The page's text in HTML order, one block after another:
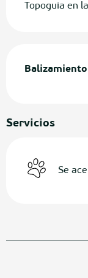
Topoguia en
Balizamiento
Servicios
Se